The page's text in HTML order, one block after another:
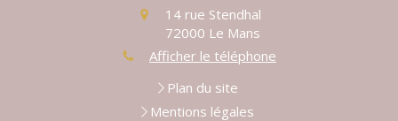
14 rue Stendhal
72000 Le Mans
Afficher le téléphone
Plan du site
Mentions légales